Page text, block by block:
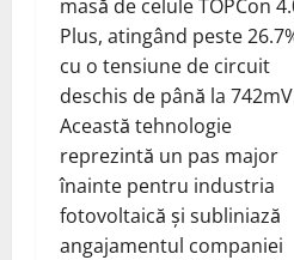
masă de celule TOPCon
Plus, atingând peste
cu o tensiune de circuit
deschis de până la
Această tehnologie
reprezintă un pas major
înainte pentru industria
fotovoltaică și subliniază
angajamentul companiei